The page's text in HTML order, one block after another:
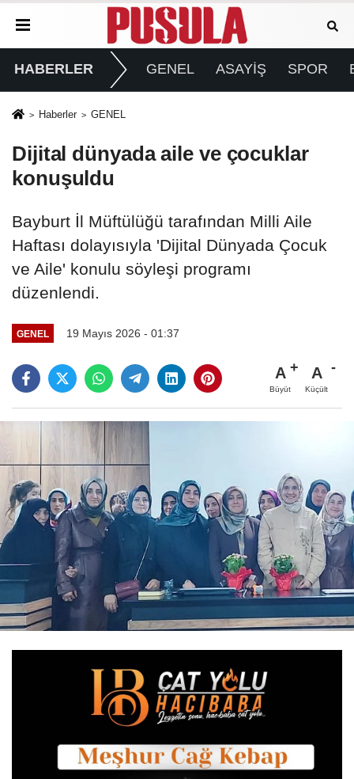
HABERLER GENEL ASAYİŞ SPOR
Haberler GENEL
Dijital dünyada aile ve çocuklar
konuşuldu
Bayburt İl Müftülüğü tarafından Milli Aile
Haftası dolayısıyla 'Dijital Dünyada Çocuk
ve Aile' konulu söyleşi programı
düzenlendi.
GENEL 19 Mayıs 2026 - 01:37
A
Büyüt
A
Küçült